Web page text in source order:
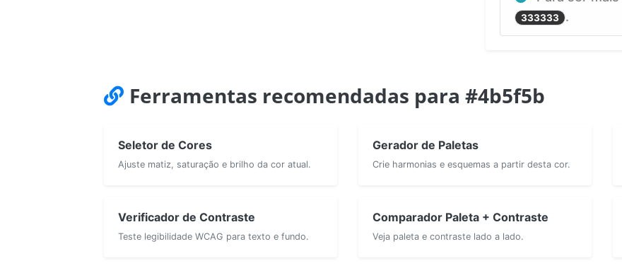
333333 .
Ferramentas recomendadas para #4b5f5b
Seletor de Cores
Ajuste matiz, saturação e brilho da cor atual.
Gerador de Paletas
Crie harmonias e esquemas a partir desta cor.
Verificador de Contraste
Teste legibilidade WCAG para texto e fundo.
Comparador Paleta + Contraste
Veja paleta e contraste lado a lado.